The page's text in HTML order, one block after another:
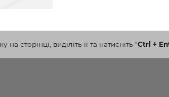
сторінці, виділіть її та натисніть "Ctrl +